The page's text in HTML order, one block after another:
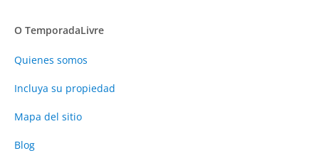
O TemporadaLivre
Quienes somos
Incluya su propiedad
Mapa del sitio
Blog